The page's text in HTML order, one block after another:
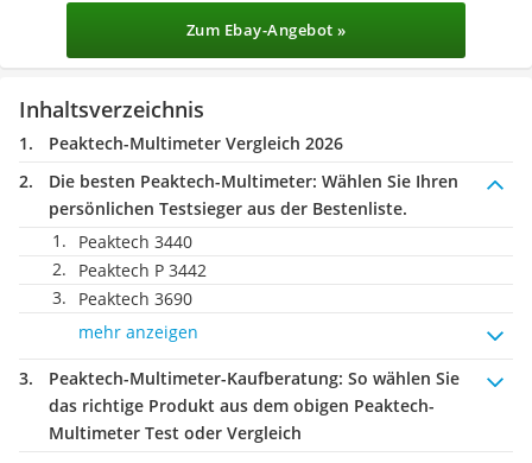
Zum Ebay-Angebot »
Inhaltsverzeichnis
Peaktech-Multimeter Vergleich 2026
Die besten Peaktech-Multimeter: Wählen Sie Ihren
persönlichen Testsieger aus der Bestenliste.
Peaktech 3440
Peaktech P 3442
Peaktech 3690
mehr anzeigen
Peaktech-Multimeter-Kaufberatung: So wählen Sie
das richtige Produkt aus dem obigen Peaktech-
Multimeter Test oder Vergleich